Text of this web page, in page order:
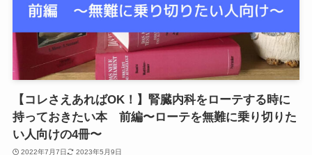
【コレさえあればOK！】腎臓内科をローテする時に
持っておきたい本 前編〜ローテを無難に乗り切りた
い人向けの4冊〜
2022年7月7日 2023年5月9日